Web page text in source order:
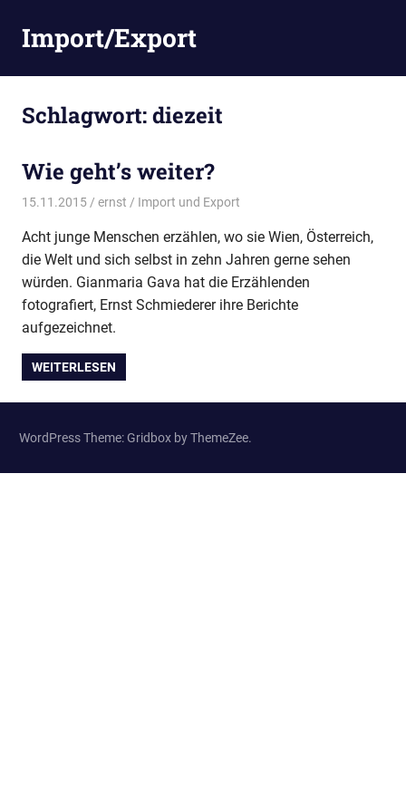
InhaltImport/Export
Schlagwort:diezeit
Wie geht’s weiter?
15.11.2015 ernst Import und Export
Acht junge Menschen erzählen, wo sie Wien, Österreich,
die Welt und sich selbst in zehn Jahren gerne sehen
würden. Gianmaria Gava hat die Erzählenden
fotografiert, Ernst Schmiederer ihre Berichte
aufgezeichnet.
WEITERLESEN
WordPress Theme: Gridbox by ThemeZee.